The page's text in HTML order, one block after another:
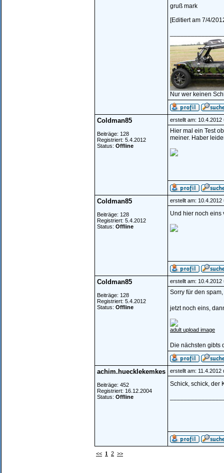
gruß mark
[Editiert am 7/4/
Nur wer keinen
Coldman85
Beiträge: 128
Registriert: 5.4.2012
Status: Offline
erstellt am: 10.4.2012
Hier mal ein Test
meiner. Haber
Coldman85
Beiträge: 128
Registriert: 5.4.2012
Status: Offline
erstellt am: 10.4.2012
Und hier noch
Coldman85
Beiträge: 128
Registriert: 5.4.2012
Status: Offline
erstellt am: 10.4.2012
Sorry für den spam,
jetzt noch eins,
adult upload image
Die nächsten gibts
achim.huecklekemkes
Beiträge: 452
Registriert: 16.12.2004
Status: Offline
erstellt am: 11.4.2012
Schick, schick, der
<< 1 2 >>